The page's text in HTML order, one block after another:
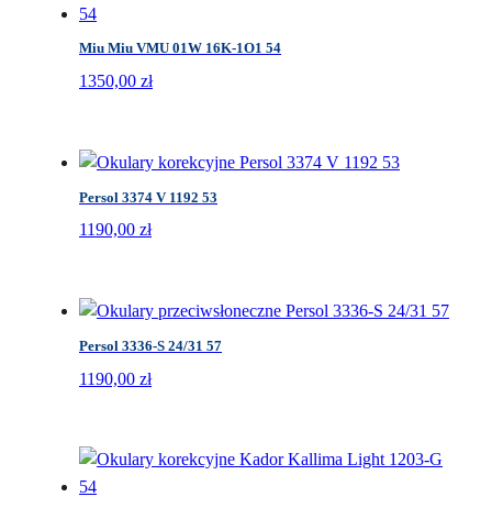
Miu Miu VMU 01W 16K-1O1 54
1350,00 zł
Persol 3374 V 1192 53
1190,00 zł
Persol 3336-S 24/31 57
1190,00 zł